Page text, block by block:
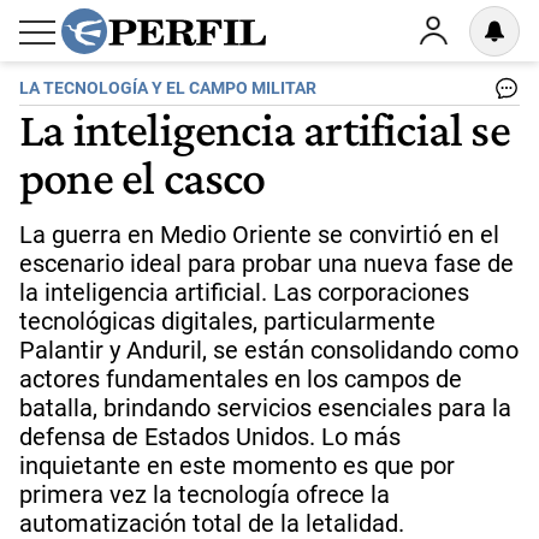
LA TECNOLOGÍA Y EL CAMPO MILITAR
La inteligencia artificial se
pone el casco
La guerra en Medio Oriente se convirtió en el
escenario ideal para probar una nueva fase de
la inteligencia artificial. Las corporaciones
tecnológicas digitales, particularmente
Palantir y Anduril, se están consolidando como
actores fundamentales en los campos de
batalla, brindando servicios esenciales para la
defensa de Estados Unidos. Lo más
inquietante en este momento es que por
primera vez la tecnología ofrece la
automatización total de la letalidad.